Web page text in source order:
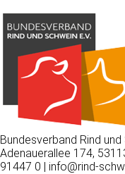
Bundesverband Rind und
Adenauerallee 174,
91447 0 | info@rind-